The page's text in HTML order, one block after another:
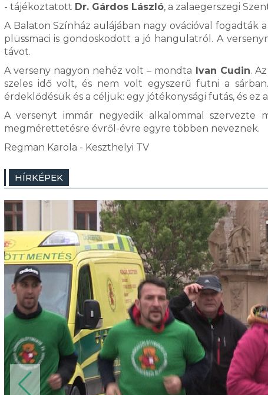
- tájékoztatott Dr. Gárdos László, a zalaegerszegi
A Balaton Színház aulájában nagy ovációval fogadták
plüssmaci is gondoskodott a jó hangulatról. A
távot.
A verseny nagyon nehéz volt – mondta Ivan Cudin.
szeles idő volt, és nem volt egyszerű futni a
érdeklődésük és a céljuk: egy jótékonysági futás, és ez
A versenyt immár negyedik alkalommal szervezte
megmérettetésre évről-évre egyre többen neveznek.
Regman Karola - Keszthelyi TV
HÍRKÉPEK